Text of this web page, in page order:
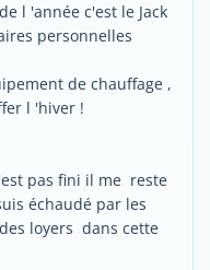
l 'année c'est le Jack
personnelles
de chauffage ,
l 'hiver !
pas fini il me reste
échaudé par les
loyers dans cette